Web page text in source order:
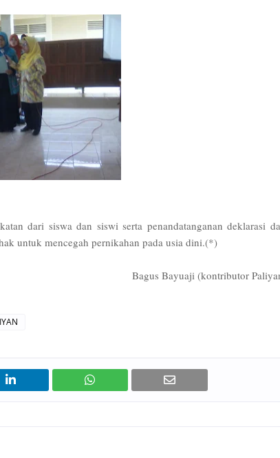
dari siswa dan siswi serta penandatanganan deklarasi
untuk mencegah pernikahan pada usia dini.(*)
Bagus Bayuaji (kontributor